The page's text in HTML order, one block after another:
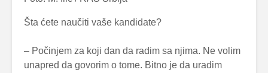
Šta ćete naučiti vaše kandidate?
– Počinjem za koji dan da radim sa njima. Ne volim
unapred da govorim o tome. Bitno je da uradim